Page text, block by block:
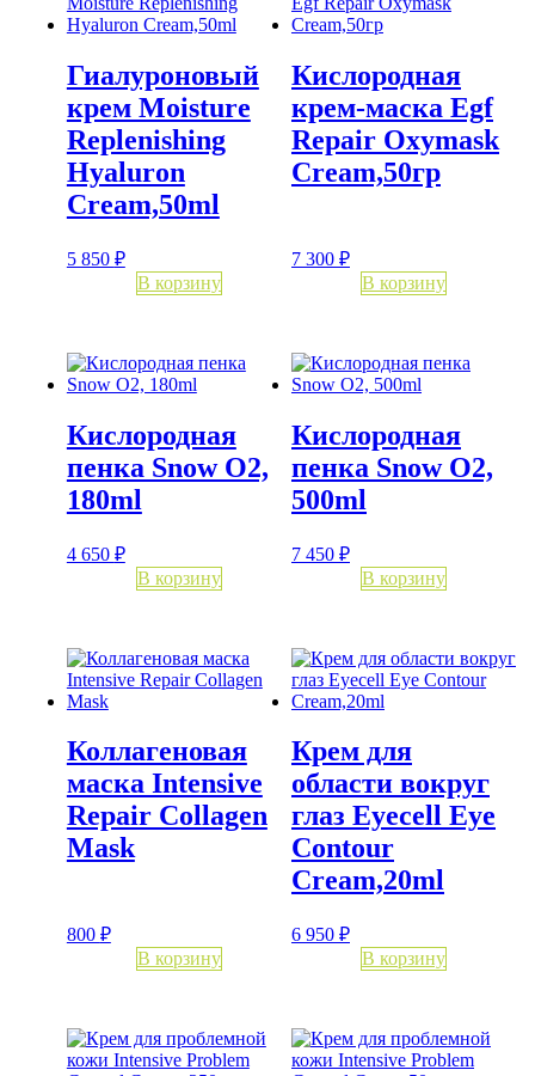
Гиалуроновый
крем Moisture
Replenishing
Hyaluron
Cream,50ml
5 850 ₽
В корзину
Кислородная
крем-маска Egf
Repair Oxymask
Cream,50гр
7 300 ₽
В корзину
Кислородная
пенка Snow O2,
180ml
4 650 ₽
В корзину
Кислородная
пенка Snow O2,
500ml
7 450 ₽
В корзину
Коллагеновая
маска Intensive
Repair Collagen
Mask
800 ₽
В корзину
Крем для
области вокруг
глаз Eyecell Eye
Contour
Cream,20ml
6 950 ₽
В корзину